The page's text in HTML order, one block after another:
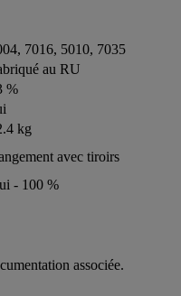
7016, 5010, 7035
au RU
%
kg
avec tiroirs
- 100 %
associée.